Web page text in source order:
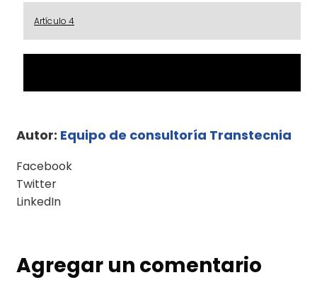
Artículo 4
Autor: Equipo de consultoría Transtecnia
Facebook
Twitter
LinkedIn
Agregar un comentario